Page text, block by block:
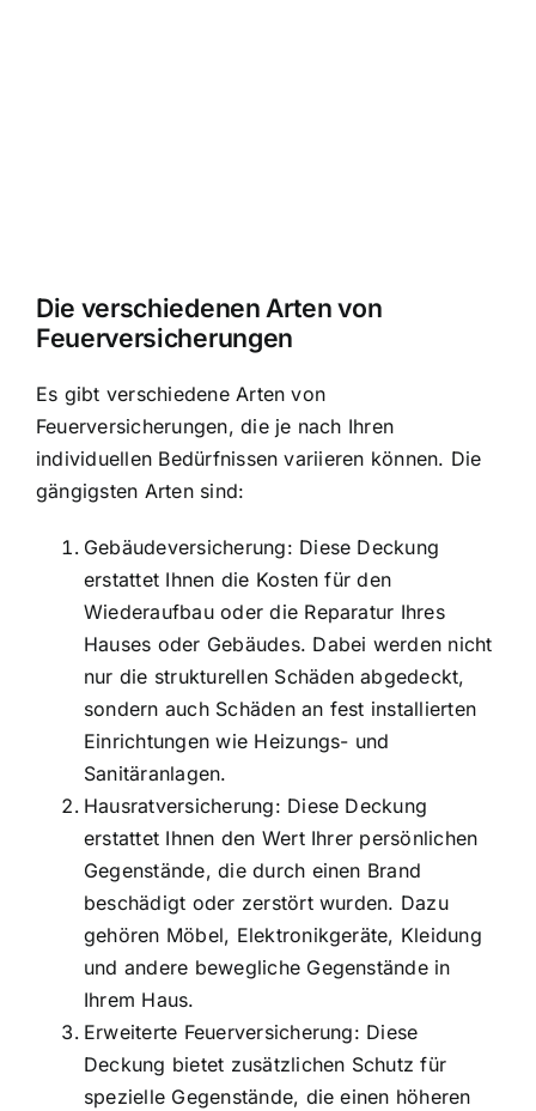
Die verschiedenen Arten von
Feuerversicherungen
Es gibt verschiedene Arten von
Feuerversicherungen, die je nach Ihren
individuellen Bedürfnissen variieren können. Die
gängigsten Arten sind:
Gebäudeversicherung: Diese Deckung
erstattet Ihnen die Kosten für den
Wiederaufbau oder die Reparatur Ihres
Hauses oder Gebäudes. Dabei werden nicht
nur die strukturellen Schäden abgedeckt,
sondern auch Schäden an fest installierten
Einrichtungen wie Heizungs- und
Sanitäranlagen.
Hausratversicherung: Diese Deckung
erstattet Ihnen den Wert Ihrer persönlichen
Gegenstände, die durch einen Brand
beschädigt oder zerstört wurden. Dazu
gehören Möbel, Elektronikgeräte, Kleidung
und andere bewegliche Gegenstände in
Ihrem Haus.
Erweiterte Feuerversicherung: Diese
Deckung bietet zusätzlichen Schutz für
spezielle Gegenstände, die einen höheren